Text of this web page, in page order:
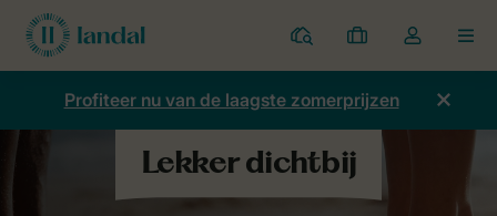
Parken
Mijn
boekingen
Open
de
dropdown
Profiteer nu van de laagste zomerprijzen